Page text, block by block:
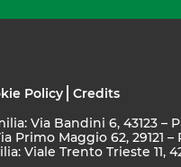
Policy
Credits
Via Bandini 6, 43123 –
Primo Maggio 62, 29121 –
Viale Trento Trieste 11,